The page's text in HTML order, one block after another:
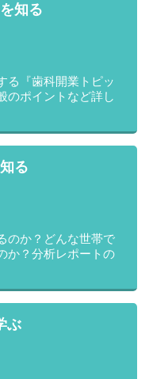
れる当該法人その他の
、かつ、法令に基づき
らによって公開又は公
内において、個人情報
伴って個人情報を提供
囲内で当該個人情報を
て利用する場合であっ
容の事項を、あらかじ
得る状態に置いている
知る
る『歯科開業トピッ
のポイントなど詳し
る
のか？どんな世帯で
か？分析レポートの
ぶ